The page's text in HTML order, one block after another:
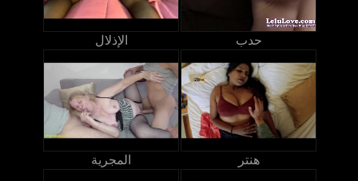
الإذلال حدب
المجرية هنتر